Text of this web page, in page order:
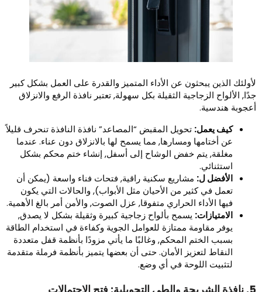
الذين يبحثون عن الأداء المتميز والقدرة على العمل بشكل كبير
الألواح الزجاجية الثقيلة بكل سهولة, تعتبر نافذة الرفع والانزلاق
هندسية.
كيف يعمل:تحويل المقبض “المصاعد” نافذة النافذة تنحرف قليلاً
عن أختامها ومسارها, مما يسمح لها بالانزلاق دون عناء. عندما
مغلقة, يتم خفض الوشاح إلى أسفل, إنشاء ختم محكم بشكل
استثنائي.
الأفضل ل:مشاريع سكنية راقية, فتحات فناء واسعة (يمكن أن
تعمل في كثير من الأحيان مثل الأبواب), والحالات التي يكون
فيها الأداء الحراري متفوقا, عزل الصوت, والأمن أمر بالغ الأهمية.
الامتيازات:يسمح بألواح زجاجية كبيرة وثقيلة بشكل لا يصدق,
يوفر مقاومة ممتازة للعوامل الجوية وكفاءة في استخدام الطاقة
بسبب الختم المحكم, وغالبًا ما يأتي مزودًا بأنظمة قفل متعددة
النقاط لتعزيز الأمان. حتى أن بعضها يتميز بأنظمة فرملة متقدمة
لتثبيت اللوحة في أي وضع.